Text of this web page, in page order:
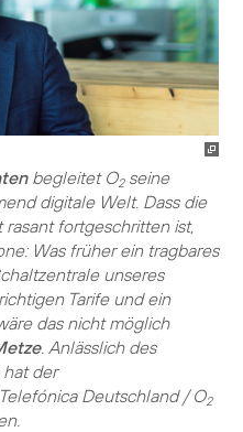
begleitet O2seine
digitale Welt. Dass die
fortgeschritten ist,
Was früher ein tragbares
unseres
Tarife und ein
das nicht möglich
. Anlässlich des
der
Deutschland / O2